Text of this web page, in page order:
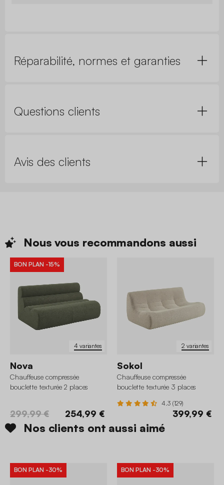
Réparabilité, normes et garanties
Questions clients
Avis des clients
Nous vous recommandons aussi
4 variantes
BON PLAN -15%
Nova
Chauffeuse compressée
bouclette texturée 2 places
299,99 € 254,99 €
2 variantes
Sokol
Chauffeuse compressée
bouclette texturée 3 places
4.3 (129)
399,99 €
Nos clients ont aussi aimé
BON PLAN -30% BON PLAN -30%